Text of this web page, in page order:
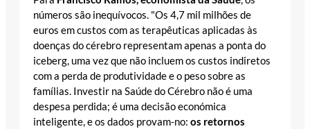
números são inequívocos. "Os 4,7 mil milhões de
euros em custos com as terapêuticas aplicadas às
doenças do cérebro representam apenas a ponta do
iceberg, uma vez que não incluem os custos indiretos
com a perda de produtividade e o peso sobre as
famílias. Investir na Saúde do Cérebro não é uma
despesa perdida; é uma decisão económica
inteligente, e os dados provam-no: os retornos